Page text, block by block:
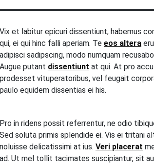
Vix et labitur epicuri dissentiunt, habemus
qui, ei qui hinc falli aperiam. Te eos altera
adipisci sadipscing, modo numquam
Augue putant dissentiunt at qui. At pro
prodesset vituperatoribus, vel feugait
paulo equidem dissentias ei his.
Pro in ridens possit referrentur, ne odio
Sed soluta primis splendide ei. Vis ei tritani
noluisse delicatissimi at ius. Veri placerat
ad. Ut mel tollit tacimates suscipiantur, sit